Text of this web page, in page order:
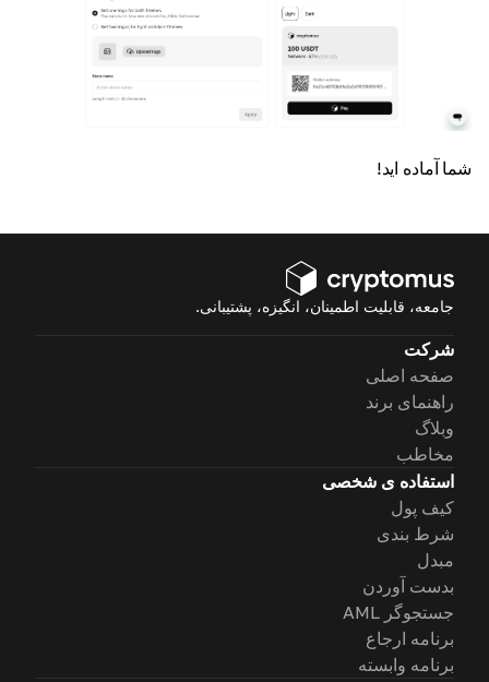
شما آماده اید!
جامعه، قابلیت اطمینان، انگیزه، پشتیبانی.
شرکت
صفحه اصلی
راهنمای برند
وبلاگ
مخاطب
استفاده ی شخصی
کیف پول
شرط بندی
مبدل
بدست آوردن
جستجوگر AML
برنامه ارجاع
برنامه وابسته